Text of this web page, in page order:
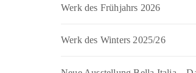
Werk des Frühjahrs 2026
Werk des Winters 2025/26